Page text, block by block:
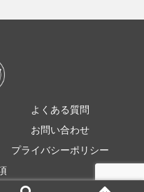
よくある質問
お問い合わせ
プライバシーポリシー